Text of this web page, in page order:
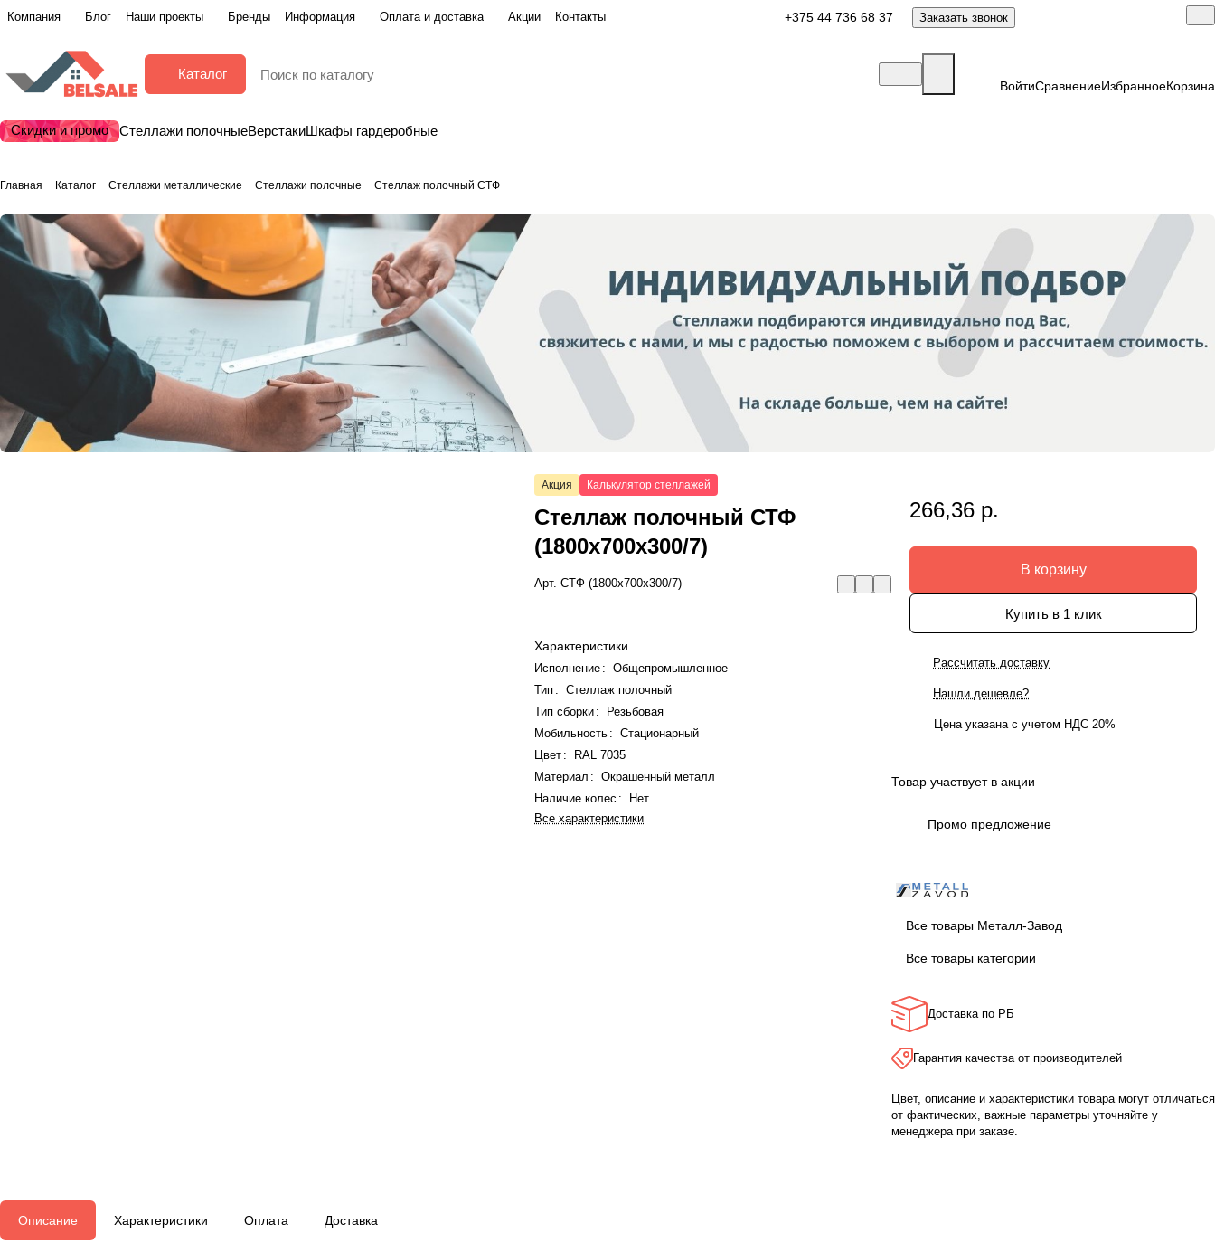
Компания Блог Наши проекты Бренды Информация Оплата и доставка Акции Контакты +375 44 736 68 37 Заказать звонок
Каталог
ВойтиСравнениеИзбранноеКорзина
Скидки и промо Стеллажи полочныеВерстакиШкафы гардеробные
Главная Каталог Стеллажи металлические Стеллажи полочные Стеллаж полочный СТФ
Акция Калькулятор стеллажей
Стеллаж полочный СТФ
(1800x700x300/7)
Арт.СТФ (1800x700x300/7)
Характеристики
Исполнение :
Общепромышленное
Тип :
Стеллаж полочный
Тип сборки:
Резьбовая
Мобильность :
Стационарный
Цвет :
RAL 7035
Материал :
Окрашенный металл
Наличие колес :
Нет
Все характеристики
266,36 р.
В корзину
Купить в 1 клик
Рассчитать доставку
Нашли дешевле?
Цена указана с учетом НДС 20%
Товар участвует в акции
Промо предложение
Все товары Металл-Завод
Все товары категории
Доставка по РБ
Гарантия качества от производителей
Цвет, описание и характеристики товара могут отличаться
от фактических, важные параметры уточняйте у
менеджера при заказе.
Описание Характеристики Оплата Доставка